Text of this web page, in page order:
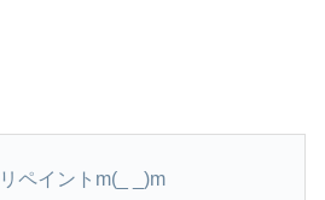
ペイントm(_ _)m